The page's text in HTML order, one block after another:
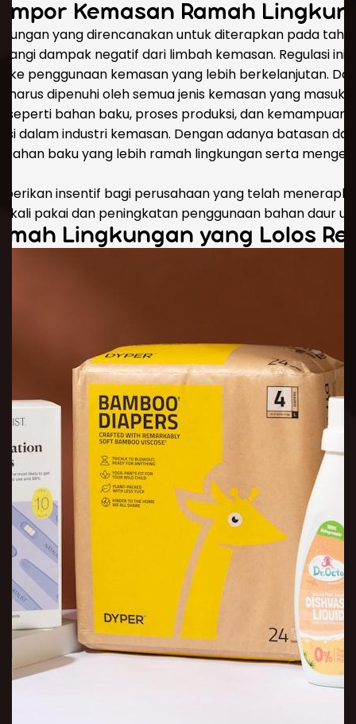
Impor Kemasan Ramah
yang direncanakan untuk diterapkan pada
dampak negatif dari limbah kemasan. Regulasi ini
penggunaan kemasan yang lebih berkelanjutan.
dipenuhi oleh semua jenis kemasan yang masuk
bahan baku, proses produksi, dan kemampuan
dalam industri kemasan. Dengan adanya batasan
baku yang lebih ramah lingkungan serta
insentif bagi perusahaan yang telah
pakai dan peningkatan penggunaan bahan daur
Lingkungan yang Lolos